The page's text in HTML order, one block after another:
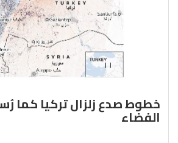
خطوط صدع زلزال تركيا كما
الفضاء